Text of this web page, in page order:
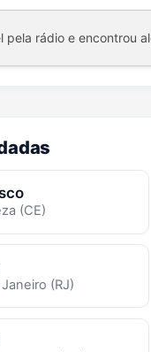
pela rádio e encontrou
(CE)
(RJ)